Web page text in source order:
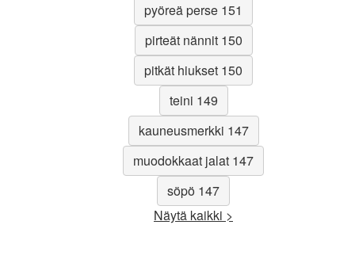
pyöreä perse 151
pirteät nännit 150
pitkät hiukset 150
teini 149
kauneusmerkki 147
muodokkaat jalat 147
söpö 147
Näytä kaikki >